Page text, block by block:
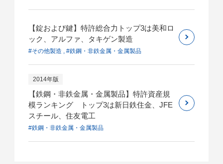
【錠および鍵】特許総合力トップ3は美和ロ
ック、アルファ、タキゲン製造
#その他製造 , #鉄鋼・非鉄金属・金属製品
2014年版
【鉄鋼・非鉄金属・金属製品】特許資産規
模ランキング トップ3は新日鉄住金、JFE
スチール、住友電工
#鉄鋼・非鉄金属・金属製品